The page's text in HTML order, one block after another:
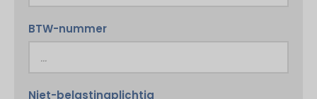
BTW-nummer
Niet-belastingplichtig